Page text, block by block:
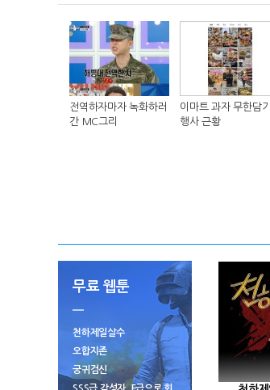
전역하자마자 녹화하러
간 MC그리
이마트 과자 무한담기
행사 근황
무료 웹툰
천하제일살수
오합지존
궁귀검신